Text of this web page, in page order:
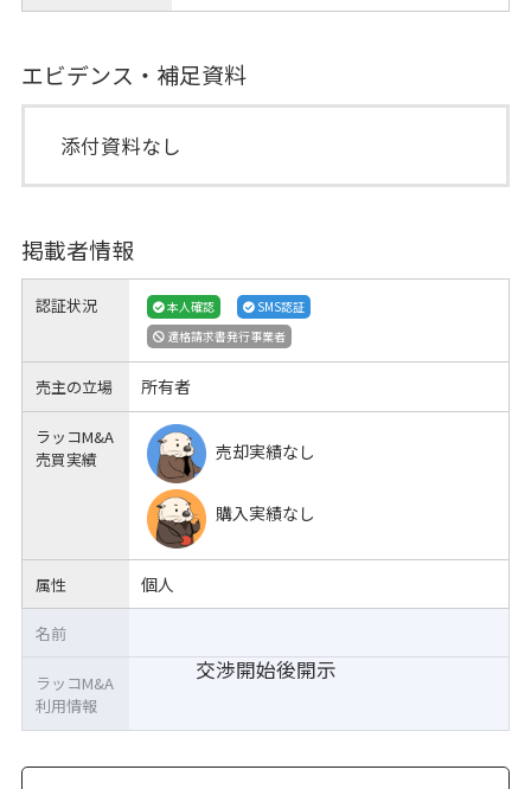
エビデンス・補足資料
添付資料なし
掲載者情報
認証状況 本人確認
SMS認証
適格請求書発行事業者
売主の立場 所有者
ラッコM&A
売買実績
売却実績なし
購入実績なし
属性 個人
交渉開始後開示
名前
ラッコM&A
利用情報